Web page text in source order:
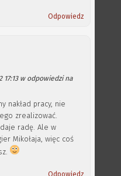
Odpowiedz
17:13 w odpowiedzi na
nakład pracy, nie
zrealizować.
radę. Ale w
Mikołaja, więc coś
Odpowiedz